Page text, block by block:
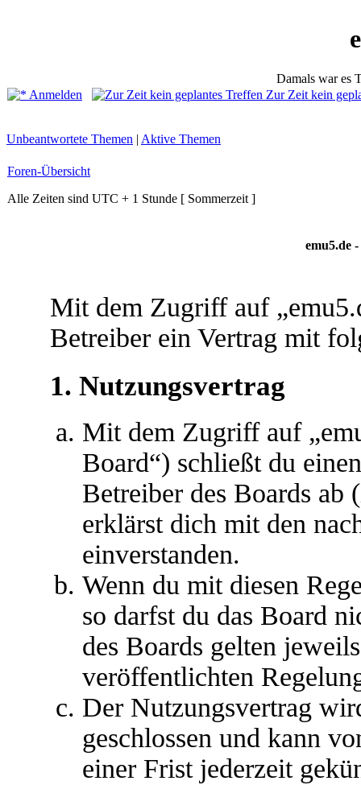
Damals war es
Anmelden
Zur Zeit kein
Unbeantwortete Themen | Aktive Themen
Foren-Übersicht
Alle Zeiten sind UTC + 1 Stunde [ Sommerzeit ]
emu5.de
Mit dem Zugriff auf
Betreiber ein Vertrag mit
1. Nutzungsvertrag
Mit dem Zugriff auf
Board“) schließt du
Betreiber des Boards ab
erklärst dich mit den
einverstanden.
Wenn du mit diesen
so darfst du das Board
des Boards gelten
veröffentlichten
Der Nutzungsvertrag
geschlossen und kann
einer Frist jederzeit